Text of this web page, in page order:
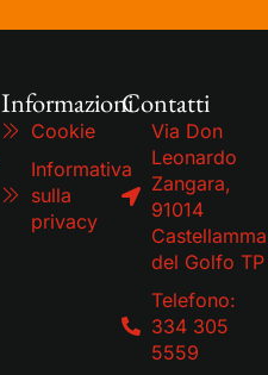
Informazioni
Cookie
Informativa
sulla
privacy
Contatti
Via Don
Leonardo
Zangara,
91014
del Golfo TP
Telefono:
334 305
5559